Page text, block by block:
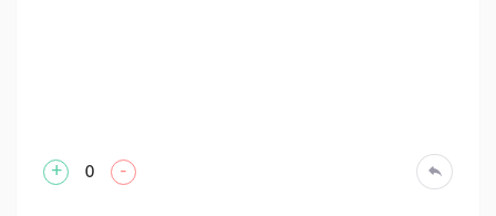
+ 0 -